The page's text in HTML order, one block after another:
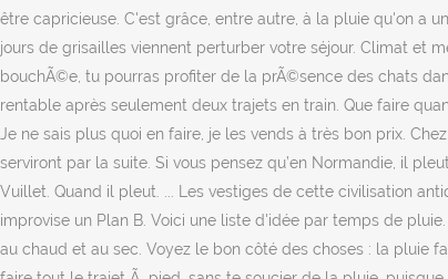
être capricieuse. C'est grâce, entre autre, à la pluie qu'on a
jours de grisailles viennent perturber votre séjour. Climat et
bouchÃ©e, tu pourras profiter de la prÃ©sence des chats
rentable après seulement deux trajets en train. Que faire
Je ne sais plus quoi en faire, je les vends à très bon prix.
serviront par la suite. Si vous pensez qu’en Normandie, il
Vuillet. Quand il pleut. ... Les vestiges de cette civilisation
improvise un Plan B. Voici une liste d'idée par temps de
au chaud et au sec. Voyez le bon côté des choses : la pluie